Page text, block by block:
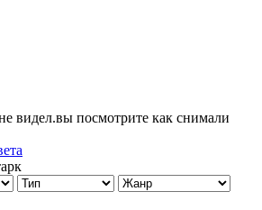
видел.вы посмотрите как снимали